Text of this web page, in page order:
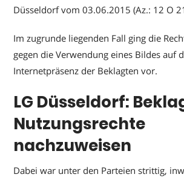
Düsseldorf vom 03.06.2015 (Az.: 12 O
Im zugrunde liegenden Fall ging die
gegen die Verwendung eines Bildes auf
Internetpräsenz der Beklagten vor.
LG Düsseldorf:
Nutzungsrechte
nachzuweisen
Dabei war unter den Parteien strittig,